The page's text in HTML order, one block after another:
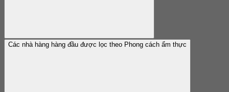
Các nhà hàng hàng đầu được lọc theo Phong cách ẩm thực